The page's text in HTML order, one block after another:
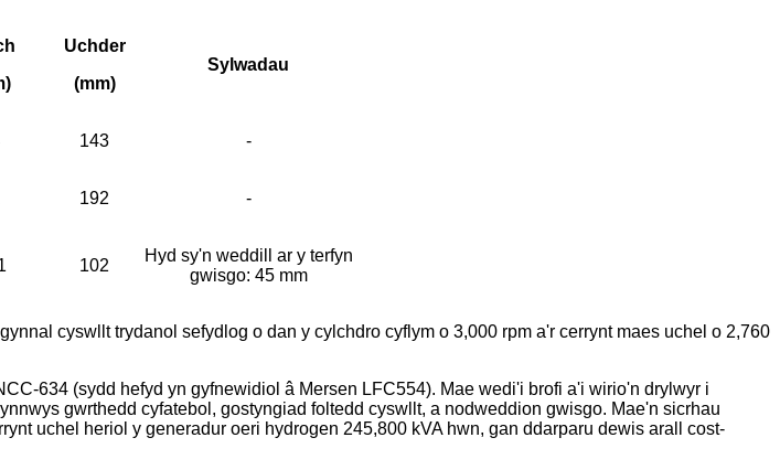
Uchder
(mm)
Sylwadau
143 -
192 -
102
Hyd sy'n weddill ar y terfyn
gwisgo: 45 mm
cyswllt trydanol sefydlog o dan y cylchdro cyflym o 3,000 rpm a'r cerrynt maes uchel o 2,760
634 (sydd hefyd yn gyfnewidiol â Mersen LFC554). Mae wedi'i brofi a'i wirio'n drylwyr i
gwrthedd cyfatebol, gostyngiad foltedd cyswllt, a nodweddion gwisgo. Mae'n sicrhau
uchel heriol y generadur oeri hydrogen 245,800 kVA hwn, gan ddarparu dewis arall cost-